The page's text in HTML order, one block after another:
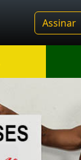
Assinar